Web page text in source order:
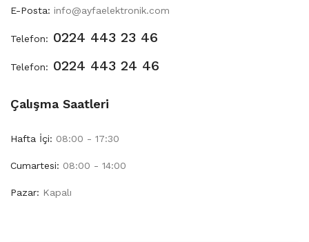
E-Posta: info@ayfaelektronik.com
Telefon: 0224 443 23 46
Telefon: 0224 443 24 46
Çalışma Saatleri
Hafta İçi: 08:00 - 17:30
Cumartesi: 08:00 - 14:00
Pazar: Kapalı